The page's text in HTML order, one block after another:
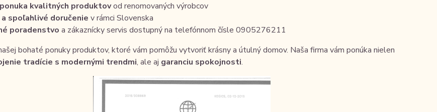
kvalitných produktovod renomovaných výrobcov
a spoľahlivé doručenie v rámci Slovenska
poradenstvo a zákaznícky servis dostupný na telefónnom čísle 0905276211
bohaté ponuky produktov, ktoré vám pomôžu vytvoriť krásny a útulný domov. Naša firma vám ponúka nielen
tradície s modernými trendmi, ale aj garanciu spokojnosti.